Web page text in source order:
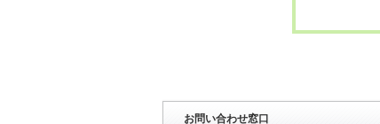
お問い合わせ窓口